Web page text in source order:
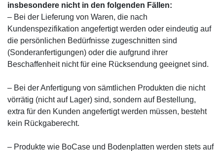
insbesondere nicht in den folgenden Fällen:
– Bei der Lieferung von Waren, die nach
Kundenspezifikation angefertigt werden oder eindeutig auf
die persönlichen Bedürfnisse zugeschnitten sind
(Sonderanfertigungen) oder die aufgrund ihrer
Beschaffenheit nicht für eine Rücksendung geeignet sind.
– Bei der Anfertigung von sämtlichen Produkten die nicht
vörrätig (nicht auf Lager) sind, sondern auf Bestellung,
extra für den Kunden angefertigt werden müssen, besteht
kein Rückgaberecht.
– Produkte wie BoCase und Bodenplatten werden stets auf